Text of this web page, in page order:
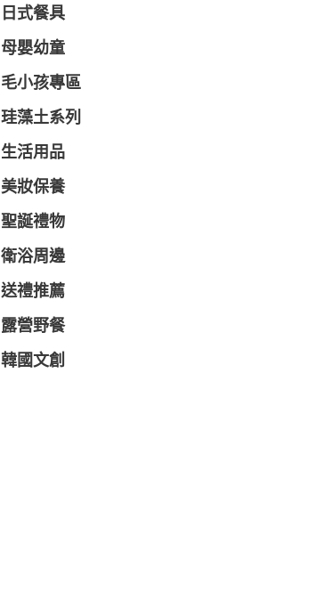
日式餐具
母嬰幼童
毛小孩專區
珪藻土系列
生活用品
美妝保養
聖誕禮物
衛浴周邊
送禮推薦
露營野餐
韓國文創